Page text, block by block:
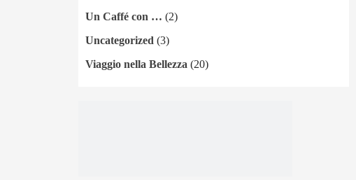
Un Caffé con … (2)
Uncategorized(3)
Viaggio nella Bellezza(20)